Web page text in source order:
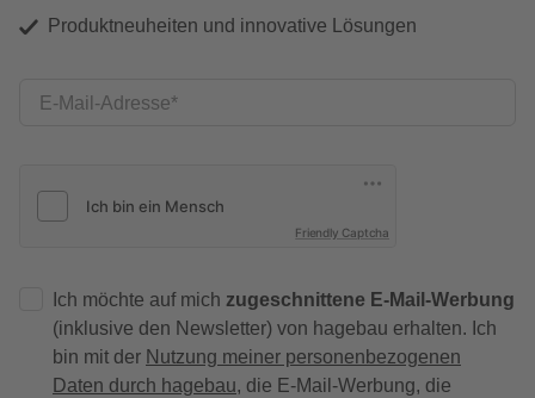
Produktneuheiten und innovative Lösungen
E-Mail-Adresse
Friendly Captcha
Ich möchte auf mich zugeschnittene E-Mail-Werbung
(inklusive den Newsletter) von hagebau erhalten. Ich
bin mit der Nutzung meiner personenbezogenen
Daten durch hagebau, die E-Mail-Werbung, die